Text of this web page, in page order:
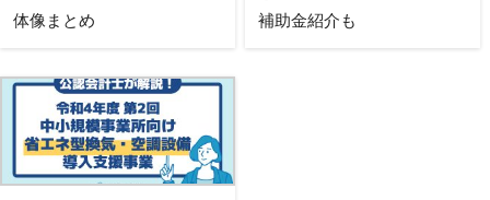
体像まとめ
補助金紹介も